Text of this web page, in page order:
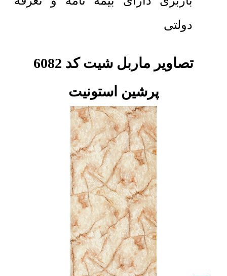
دولتی
تصاویر ماربل شیت کد 6082
پرشین استونیت